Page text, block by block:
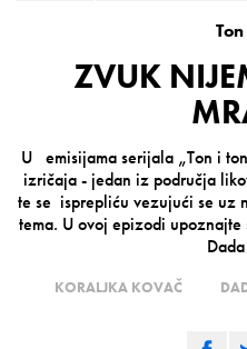
ZVUK
U emisijama serijala „Ton i
izričaja - jedan iz područja
te se isprepliću vezujući se uz
tema. U ovoj epizodi
KORALJKA KOVAČ